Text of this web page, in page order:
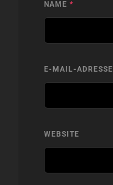
NAME *
E-MAIL-ADRESSE
WEBSITE